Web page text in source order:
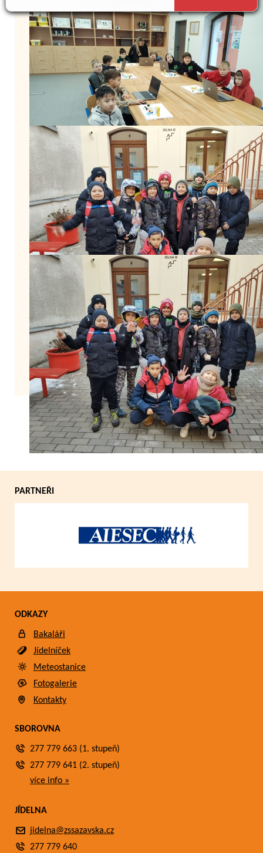
Zpět
PARTNEŘI
ODKAZY
Bakaláři
Jídelníček
Meteostanice
Fotogalerie
Kontakty
SBOROVNA
277 779 663 (1. stupeň)
277 779 641 (2. stupeň)
více info »
JÍDELNA
jidelna@zssazavska.cz
277 779 640